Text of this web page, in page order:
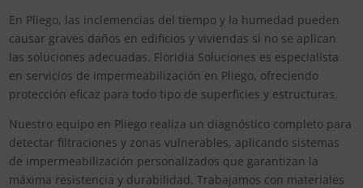
En Pliego, las inclemencias del tiempo y la humedad pueden
causar graves daños en edificios y viviendas si no se aplican
las soluciones adecuadas. Floridia Soluciones es especialista
en servicios de impermeabilización en Pliego, ofreciendo
protección eficaz para todo tipo de superficies y estructuras.
Nuestro equipo en Pliego realiza un diagnóstico completo para
detectar filtraciones y zonas vulnerables, aplicando sistemas
de impermeabilización personalizados que garantizan la
máxima resistencia y durabilidad. Trabajamos con materiales